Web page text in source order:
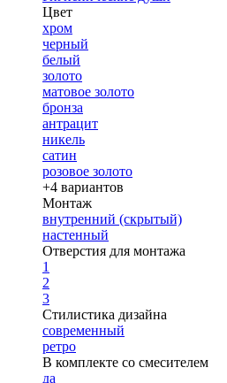
Цвет
хром
черный
белый
золото
матовое золото
бронза
антрацит
никель
сатин
розовое золото
+4 вариантов
Монтаж
внутренний (скрытый)
настенный
Отверстия для монтажа
1
2
3
Стилистика дизайна
современный
ретро
В комплекте со смесителем
да